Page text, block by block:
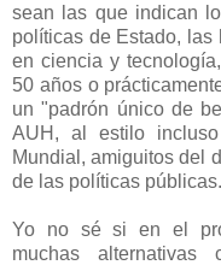
sean las que indican
políticas de Estado, las
en ciencia y
50 años o
un "padrón único de
AUH, al estilo
Mundial, amiguitos del
de las políticas públicas.
Yo no sé si en el
muchas